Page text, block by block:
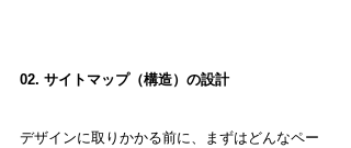
02. サイトマップ（構造）の設計
デザインに取りかかる前に、まずはどんなペー